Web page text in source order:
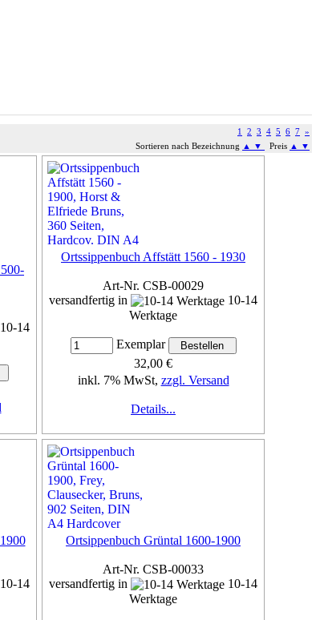
1 2 3 4 5 6 7 »
Sortieren nach Bezeichnung ▲ ▼ Preis ▲ ▼
10-14
Ortssippenbuch Affstätt 1560 - 1930
Art-Nr. CSB-00029
versandfertig in
10-14
Werktage
Exemplar
32,00 €
inkl. 7% MwSt, zzgl. Versand
Details...
10-14
Ortsippenbuch Grüntal 1600-1900
Art-Nr. CSB-00033
versandfertig in
10-14
Werktage